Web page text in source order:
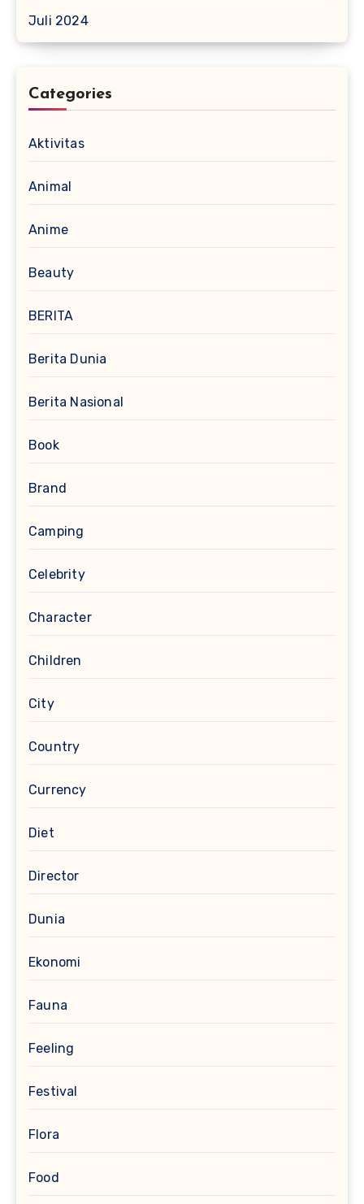
Juli 2024
Categories
Aktivitas
Animal
Anime
Beauty
BERITA
Berita Dunia
Berita Nasional
Book
Brand
Camping
Celebrity
Character
Children
City
Country
Currency
Diet
Director
Dunia
Ekonomi
Fauna
Feeling
Festival
Flora
Food